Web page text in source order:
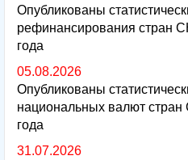
Опубликованы
рефинансирования стран
года
05.08.2026
Опубликованы
национальных валют
года
31.07.2026